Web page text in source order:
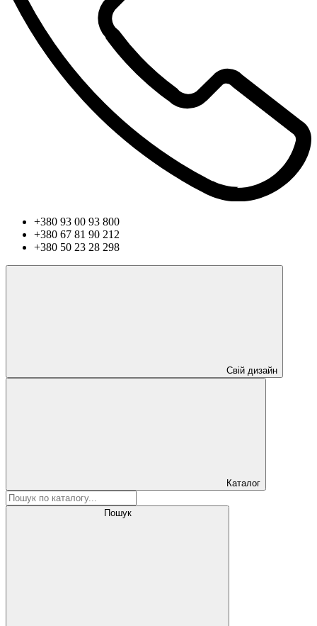
+380 93 00 93 800
+380 67 81 90 212
+380 50 23 28 298
Свій дизайн
Каталог
Пошук